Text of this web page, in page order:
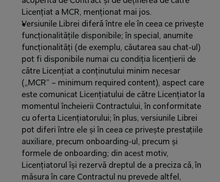
Licențiat a MCR, menționat mai jos.
Versiunile Librei diferă între ele în ceea ce privește
funcționalitățile disponibile; în special, anumite
funcționalități (de exemplu, căutarea sau chat‑ul)
pot fi disponibile numai cu condiția licențierii de
către Licențiat a conținutului minim necesar
(„MCR” – minimum required content), aspect care
este comunicat Licențiatului de către Licențiator la
momentul încheierii Contractului, în conformitate
cu oferta Licențiatorului; în plus, versiunile Librei
pot diferi între ele și în ceea ce privește prestațiile
auxiliare, precum onboarding‑ul, precum și
formele de onboarding; din acest motiv,
Licențiatorul își rezervă dreptul de a preciza că, în
măsura în care Contractul nu prevede altfel,